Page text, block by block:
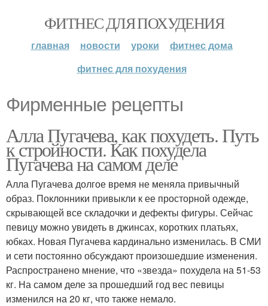
ФИТНЕС ДЛЯ ПОХУДЕНИЯ
главная новости уроки
фитнес дома
фитнес для похудения
Фирменные рецепты
Алла Пугачева, как похудеть. Путь
к стройности. Как похудела
Пугачева на самом деле
Алла Пугачева долгое время не меняла привычный
образ. Поклонники привыкли к ее просторной одежде,
скрывающей все складочки и дефекты фигуры. Сейчас
певицу можно увидеть в джинсах, коротких платьях,
юбках. Новая Пугачева кардинально изменилась. В СМИ
и сети постоянно обсуждают произошедшие изменения.
Распространено мнение, что «звезда» похудела на 51-53
кг. На самом деле за прошедший год вес певицы
изменился на 20 кг, что также немало.